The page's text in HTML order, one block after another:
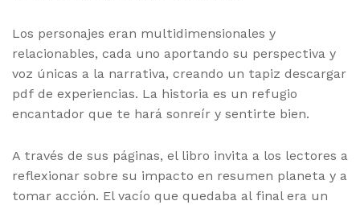
Los personajes eran multidimensionales y
relacionables, cada uno aportando su perspectiva y
voz únicas a la narrativa, creando un tapiz descargar
pdf de experiencias. La historia es un refugio
encantador que te hará sonreír y sentirte bien.
A través de sus páginas, el libro invita a los lectores a
reflexionar sobre su impacto en resumen planeta y a
tomar acción. El vacío que quedaba al final era un